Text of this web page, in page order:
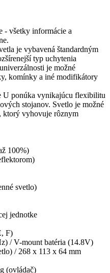
- všetky informácie a
je vybavená štandardným
typ uchytenia
je možné
komínky a iné modifikátory
U ponúka vynikajúcu flexibilitu
stojanov. Svetlo je možné
vyhovuje rôznym
100%)
svetlo)
jednotke
F)
/ V-mount batéria (14.8V)
/ 268 x 113 x 64 mm
(ovládač)